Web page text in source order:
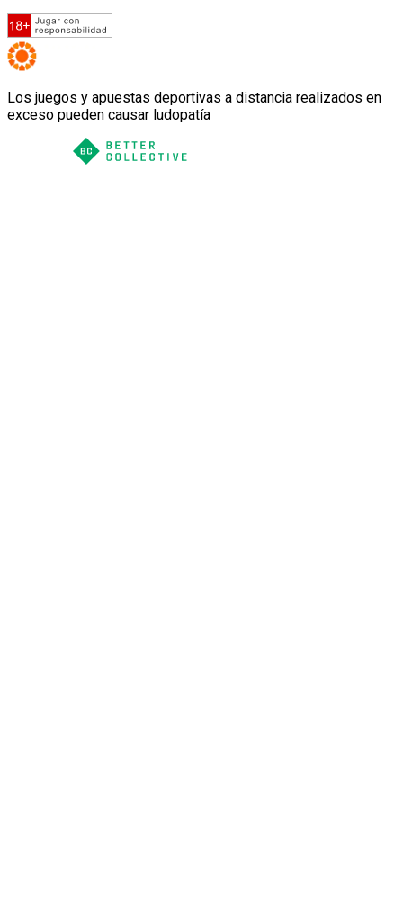
Los juegos y apuestas deportivas a distancia realizados en
exceso pueden causar ludopatía